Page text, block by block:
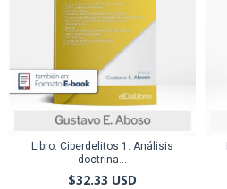
Libro: Ciberdelitos 1: Análisis
doctrina...
$32.33 USD